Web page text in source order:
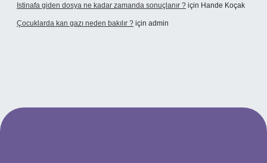
Istinafa giden dosya ne kadar zamanda sonuçlanır ? için Hande Koçak
Çocuklarda kan gazı neden bakılır ? için admin